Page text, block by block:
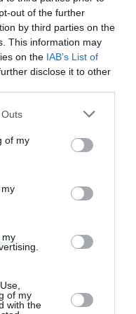
out of the further
by third parties on the
This information may
on the IAB’s List of
disclose it to other
of my
my
of my
with the
dei
incompatibili con il
di diritto e con
Xenios. I
sono
di immigrati.
tra aprile 20012 e
sono state fermate
cioè solo sulla